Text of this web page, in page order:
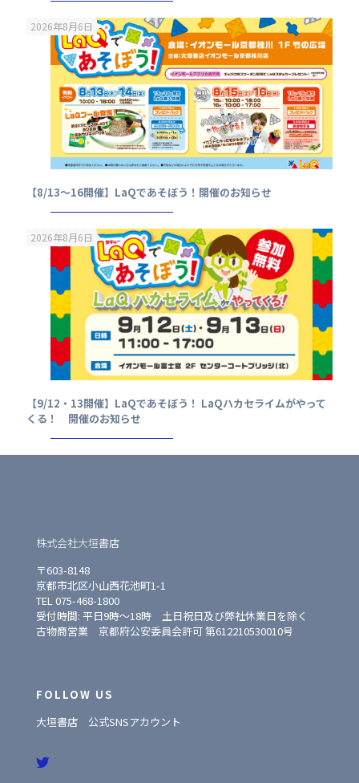
2026年8月6日
【8/13～16開催】LaQであそぼう！開催のお知らせ
2026年8月6日
【9/12・13開催】LaQであそぼう！ LaQハカセライムがやって
くる！ 開催のお知らせ
株式会社大垣書店
〒603-8148
京都市北区小山西花池町1-1
TEL 075-468-1800
受付時間: 平日9時〜18時 土日祝日及び弊社休業日を除く
古物商営業 京都府公安委員会許可 第612210530010号
FOLLOW US
大垣書店 公式SNSアカウント